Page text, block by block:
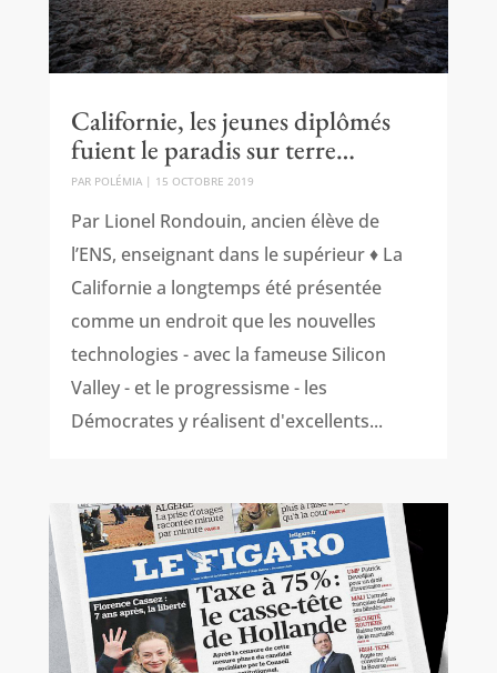
Californie, les jeunes diplômés
fuient le paradis sur terre…
PAR POLÉMIA| 15 OCTOBRE 2019
Par Lionel Rondouin, ancien élève de
l’ENS, enseignant dans le supérieur ♦ La
Californie a longtemps été présentée
comme un endroit que les nouvelles
technologies - avec la fameuse Silicon
Valley - et le progressisme - les
Démocrates y réalisent d'excellents...